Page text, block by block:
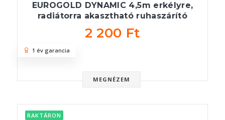
EUROGOLD DYNAMIC 4,5m erkélyre,
radiátorra akasztható ruhaszárító
2 200 Ft
MEGNÉZEM
1 év garancia
RAKTÁRON